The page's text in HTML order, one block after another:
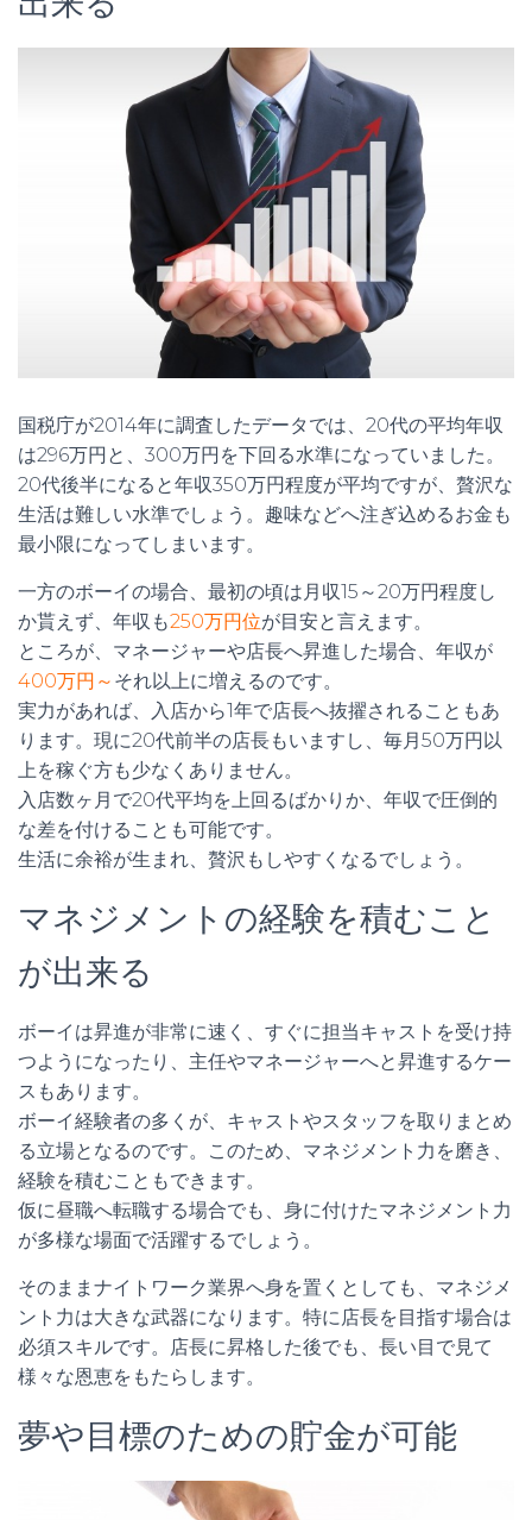
国税庁が2014年に調査したデータでは、20代の平均年収
は296万円と、300万円を下回る水準になっていました。
20代後半になると年収350万円程度が平均ですが、贅沢な
生活は難しい水準でしょう。趣味などへ注ぎ込めるお金も
最小限になってしまいます。
一方のボーイの場合、最初の頃は月収15～20万円程度し
か貰えず、年収も250万円位が目安と言えます。
ところが、マネージャーや店長へ昇進した場合、年収が
400万円～ それ以上に増えるのです。
実力があれば、入店から1年で店長へ抜擢されることもあ
ります。現に20代前半の店長もいますし、毎月50万円以
上を稼ぐ方も少なくありません。
入店数ヶ月で20代平均を上回るばかりか、年収で圧倒的
な差を付けることも可能です。
生活に余裕が生まれ、贅沢もしやすくなるでしょう。
マネジメントの経験を積むこと
が出来る
ボーイは昇進が非常に速く、すぐに担当キャストを受け持
つようになったり、主任やマネージャーへと昇進するケー
スもあります。
ボーイ経験者の多くが、キャストやスタッフを取りまとめ
る立場となるのです。このため、マネジメント力を磨き、
経験を積むこともできます。
仮に昼職へ転職する場合でも、身に付けたマネジメント力
が多様な場面で活躍するでしょう。
そのままナイトワーク業界へ身を置くとしても、マネジメ
ント力は大きな武器になります。特に店長を目指す場合は
必須スキルです。店長に昇格した後でも、長い目で見て
様々な恩恵をもたらします。
夢や目標のための貯金が可能